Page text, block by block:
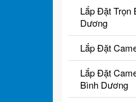
Lắp Đặt Trọn
Dương
Lắp Đặt
Lắp Đặt
Bình Dương